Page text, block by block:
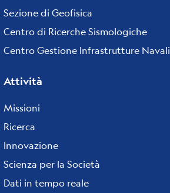
Sezione di Geofisica
Centro di Ricerche Sismologiche
Centro Gestione Infrastrutture Navali
Attività
Missioni
Ricerca
Innovazione
Scienza per la Società
Dati in tempo reale